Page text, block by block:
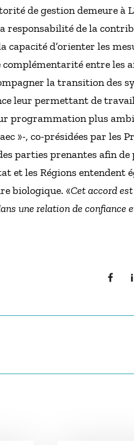
de gestion demeure à
responsabilité de la
capacité d’orienter les
entre les
la transition des
leur permettant de
programmation plus
»-, co-présidées par
parties prenantes afin
et les Régions entendent
biologique. «Cet accord
une relation de confiance